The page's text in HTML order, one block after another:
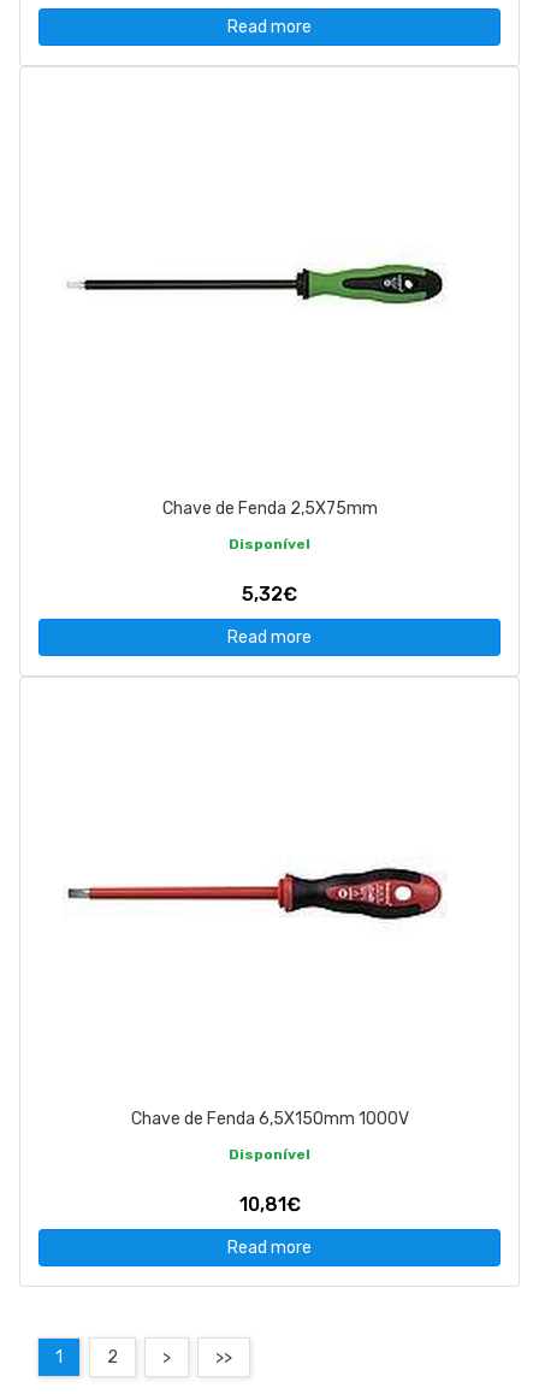
Read more
Chave de Fenda 2,5X75mm
Disponível
5,32€
Read more
Chave de Fenda 6,5X150mm 1000V
Disponível
10,81€
Read more
1 2 > >>